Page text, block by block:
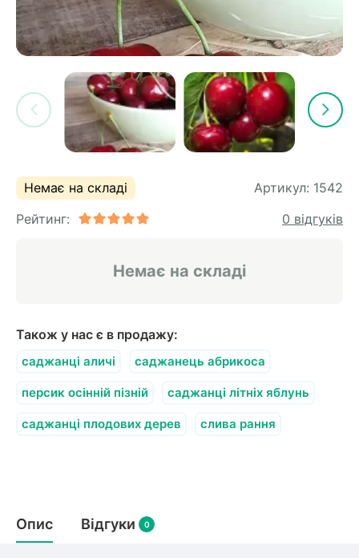
Немає на складі Артикул: 1542
Рейтинг:
0 відгуків
Немає на складі
Також у нас є в продажу:
саджанці аличі саджанець абрикоса
персик осінній пізній саджанці літніх яблунь
саджанці плодових дерев слива рання
Опис Відгуки 0